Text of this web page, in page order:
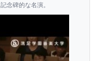
念碑的な名演。